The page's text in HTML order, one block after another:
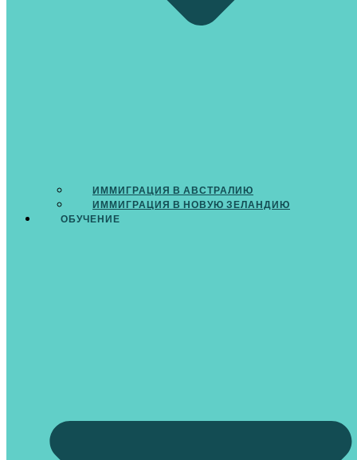
ИММИГРАЦИЯ В АВСТРАЛИЮ
ИММИГРАЦИЯ В НОВУЮ ЗЕЛАНДИЮ
ОБУЧЕНИЕ